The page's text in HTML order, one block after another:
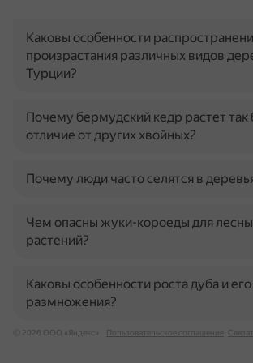
Каковы особенности
произрастания различных видов
Турции?
Почему бермудский кедр растет так
отличие от других хвойных?
Почему люди часто селятся в
Чем опасны жуки-короеды для
растений?
Каковы особенности роста дуба и его
размножения?
© 2026 ООО «Яндекс» Пользовательское соглашение